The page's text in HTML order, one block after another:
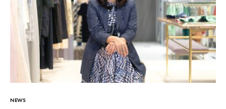
NEWS